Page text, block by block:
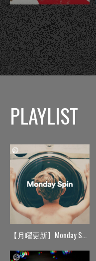
PLAYLIST
【月曜更新】Monday Spin